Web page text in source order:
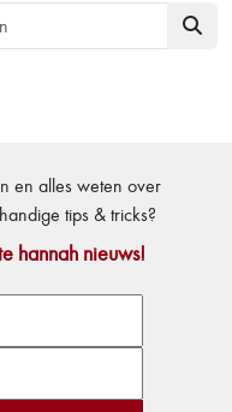
en alles weten over
tips & tricks?
hannah nieuws!